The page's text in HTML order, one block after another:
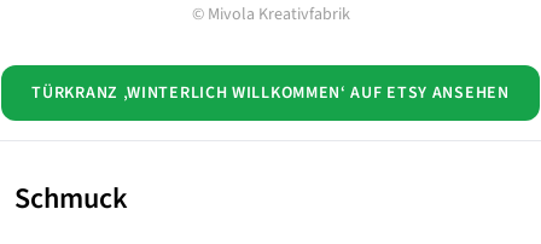
© Mivola Kreativfabrik
TÜRKRANZ ‚WINTERLICH WILLKOMMEN‘ AUF ETSY ANSEHEN
Schmuck